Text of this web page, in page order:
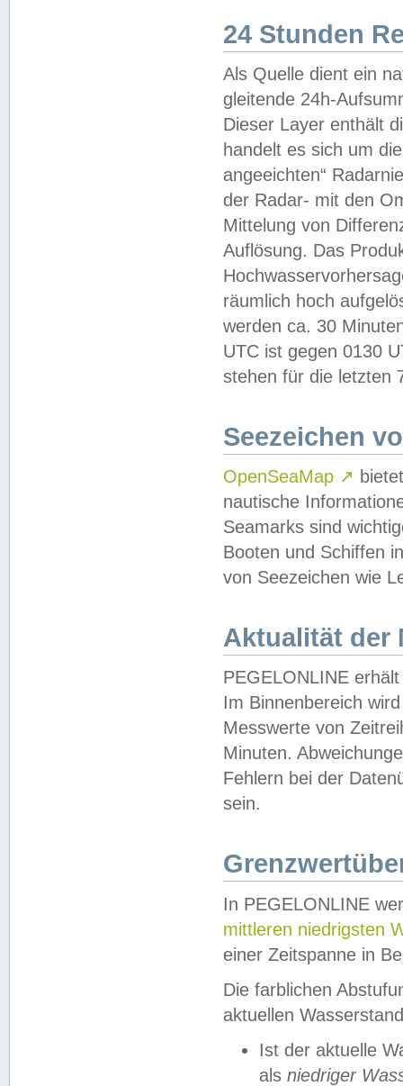
24 Stunden
Als Quelle dient ein
gleitende 24h-
Dieser Layer enthält
handelt es sich um
angeeichten“
der Radar- mit den
Mittelung von
Auflösung. Das
räumlich hoch
werden ca. 30
UTC ist gegen 0130
stehen für die letzten
Seezeichen
OpenSeaMap ↗
nautische
Seamarks sind
Booten und Schiffen
von Seezeichen wie
Aktualität der
PEGELONLINE
Im Binnenbereich
Messwerte von
Minuten.
Fehlern bei der
sein.
In PEGELONLINE
mittleren niedrigsten
einer Zeitspanne in
Die farblichen
aktuellen
Ist der aktuelle
als niedriger